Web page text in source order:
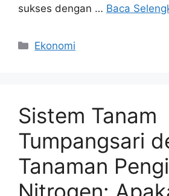
sukses dengan … Baca
Kategori
Ekonomi
Sistem Tanam
Tumpangsari
Tanaman
Nitrogen: